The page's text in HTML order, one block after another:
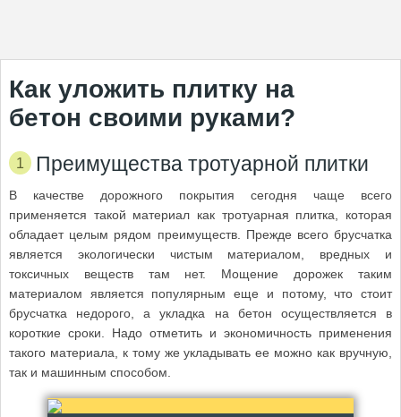
Как уложить плитку на
бетон своими руками?
Преимущества тротуарной плитки
В качестве дорожного покрытия сегодня чаще всего
применяется такой материал как тротуарная плитка, которая
обладает целым рядом преимуществ. Прежде всего брусчатка
является экологически чистым материалом, вредных и
токсичных веществ там нет. Мощение дорожек таким
материалом является популярным еще и потому, что стоит
брусчатка недорого, а укладка на бетон осуществляется в
короткие сроки. Надо отметить и экономичность применения
такого материала, к тому же укладывать ее можно как вручную,
так и машинным способом.